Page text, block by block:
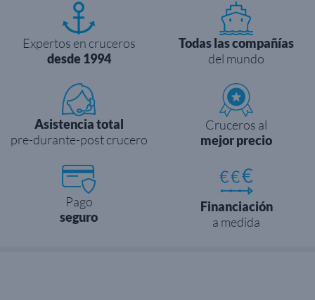
Expertos en cruceros
desde 1994
Todas las compañías
del mundo
Asistencia total
pre-durante-post crucero
Cruceros al
mejor precio
Pago
seguro
Financiación
a medida